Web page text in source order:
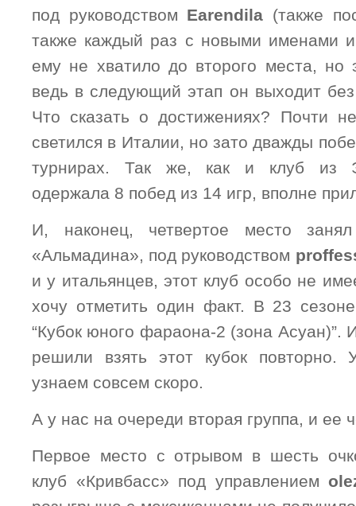
под руководством Earendilа (также
также каждый раз с новыми именами
ему не хватило до второго места, но
ведь в следующий этап он выходит
Что сказать о достижениях? Почти
светился в Италии, но зато дважды
турнирах. Так же, как и клуб из
одержала 8 побед из 14 игр, вполне
И, наконец, четвертое место
«Альмадина», под руководством
и у итальянцев, этот клуб особо не
хочу отметить один факт. В 23
“Кубок юного фараона-2 (зона Асуан)”.
решили взять этот кубок повторно.
узнаем совсем скоро.
А у нас на очереди вторая группа, и ее
Первое место с отрывом в шесть
клуб «Кривбасс» под управлением